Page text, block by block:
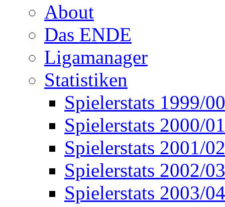
About
Das ENDE
Ligamanager
Statistiken
Spielerstats 1999/00
Spielerstats 2000/01
Spielerstats 2001/02
Spielerstats 2002/03
Spielerstats 2003/04